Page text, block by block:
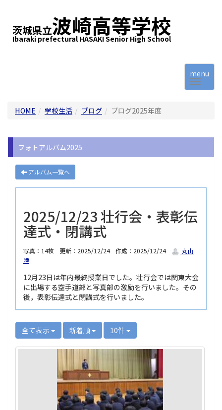
茨城県立波崎高等学校
Ibaraki prefectural HASAKI Senior High School
menu
HOME 学校生活 ブログ ブログ2025年度
フォトアルバム2025
アルバム一覧へ
2025/12/23 壮行会・表彰伝
達式・閉講式
写真：14枚 更新：2025/12/24 作成：2025/12/24
丸山
陸
12月23日は年内最終授業日でした。壮行会では関東大会
に出場する空手道部と写真部の激励を行いました。その
後，表彰伝達式と閉講式を行いました。
全て表示 新着順 10件